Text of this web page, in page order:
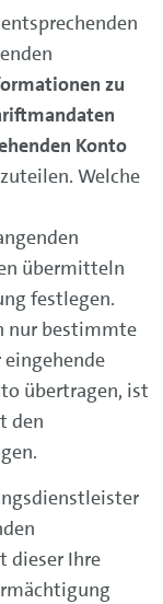
zu
Konto
Welche
übermitteln
festlegen.
nur bestimmte
übertragen, ist
den
dieser Ihre